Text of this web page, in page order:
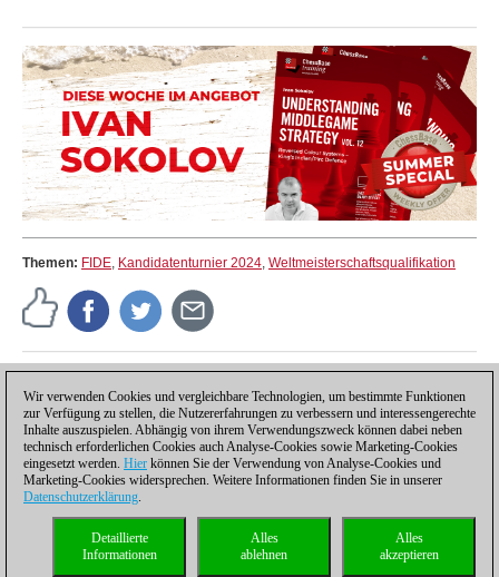
Themen: FIDE, Kandidatenturnier 2024, Weltmeisterschaftsqualifikation
Pressemitteilung
Datenschutzhinweis| Kontakt| |Lizenzen
Compliance Hotline|
Wir verwenden Cookies und vergleichbare Technologien, um bestimmte Funktionen
zur Verfügung zu stellen, die Nutzererfahrungen zu verbessern und interessengerechte
Inhalte auszuspielen. Abhängig von ihrem Verwendungszweck können dabei neben
technisch erforderlichen Cookies auch Analyse-Cookies sowie Marketing-Cookies
eingesetzt werden. Hier können Sie der Verwendung von Analyse-Cookies und
Marketing-Cookies widersprechen. Weitere Informationen finden Sie in unserer
Datenschutzerklärung.
Alles
akzeptieren
Alles
ablehnen
Detaillierte
Informationen